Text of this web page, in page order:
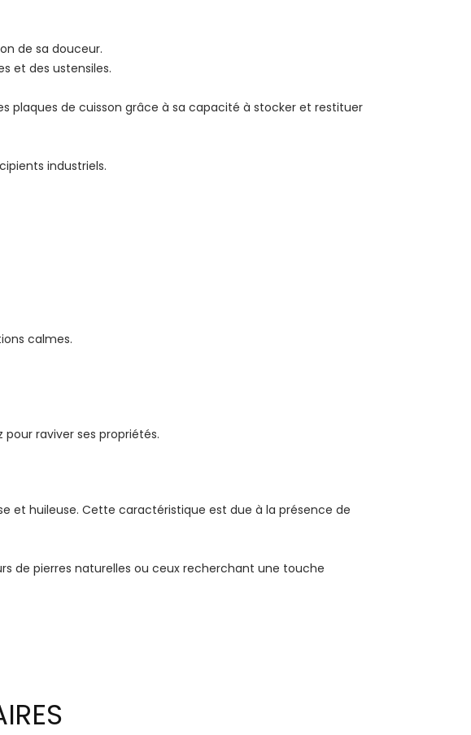
de sa douceur.
et des ustensiles.
plaques de cuisson grâce à sa capacité à stocker et restituer
industriels.
calmes.
raviver ses propriétés.
et huileuse. Cette caractéristique est due à la présence de
de pierres naturelles ou ceux recherchant une touche